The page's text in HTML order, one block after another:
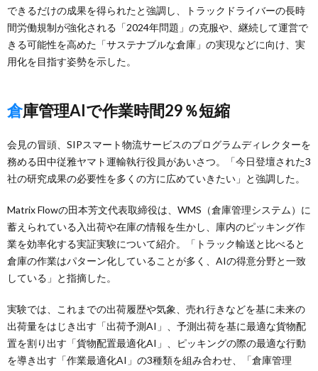
できるだけの成果を得られたと強調し、トラックドライバーの長時
間労働規制が強化される「2024年問題」の克服や、継続して運営で
きる可能性を高めた「サステナブルな倉庫」の実現などに向け、実
用化を目指す姿勢を示した。
倉庫管理AIで作業時間29％短縮
会見の冒頭、SIPスマート物流サービスのプログラムディレクターを
務める田中従雅ヤマト運輸執行役員があいさつ。「今日登壇された3
社の研究成果の必要性を多くの方に広めていきたい」と強調した。
Matrix Flowの田本芳文代表取締役は、WMS（倉庫管理システム）に
蓄えられている入出荷や在庫の情報を生かし、庫内のピッキング作
業を効率化する実証実験について紹介。「トラック輸送と比べると
倉庫の作業はパターン化していることが多く、AIの得意分野と一致
している」と指摘した。
実験では、これまでの出荷履歴や気象、売れ行きなどを基に未来の
出荷量をはじき出す「出荷予測AI」、予測出荷を基に最適な貨物配
置を割り出す「貨物配置最適化AI」、ピッキングの際の最適な行動
を導き出す「作業最適化AI」の3種類を組み合わせ、「倉庫管理